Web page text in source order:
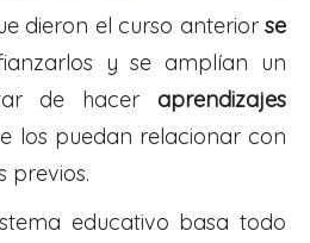
dieron el curso anteriorse
y se amplían un
de hacer aprendizajes
los puedan relacionar con
previos.
educativo basa todo